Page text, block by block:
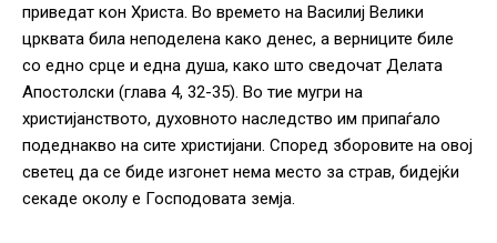
приведат кон Христа. Во времето на Василиј Велики
црквата била неподелена како денес, а верниците биле
со едно срце и една душа, како што сведочат Делата
Апостолски (глава 4, 32-35). Во тие мугри на
христијанството, духовното наследство им припаѓало
подеднакво на сите христијани. Според зборовите на овој
светец да се биде изгонет нема место за страв, бидејќи
секаде околу е Господовата земја.